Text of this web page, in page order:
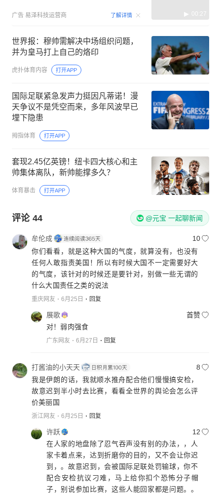
广告 易泽科技运营商 了解详情 00:27
世界报：穆帅需解决中场组织问题，
并为皇马打上自己的烙印
虎扑体育内容 打开APP
国际足联紧急发声力挺因凡蒂诺！漫
天争议不是凭空而来，多年风波早已
埋下隐患
拇指体育 打开APP
套现2.45亿英镑！纽卡四大核心和主
帅集体离队，新帅能撑多久？
体育暴击 打开APP
评论 44 @元宝 一起聊新闻
牟伦成
10
你们看看，就是这种大国的气度，就算没有，也没有
任何人敢指责美国！所以有时候大国不一定需要好大
的气度，该针对的时候还是要针对，别做一些无谓的
什么大国责任之类的说法
重庆网友 6月25日 回复
展歌
首赞
对！弱肉强食
广东网友 6月27日 回复
打酱油的小天天
8
我是伊朗的话，我就顺水推舟配合他们慢慢搞安检，
故意迟到半小时去比赛，看看全世界的舆论会怎么评
价美丽国
浙江网友 6月25日 回复
许跃
12
在人家的地盘除了忍气吞声没有别的办法，，人
家卡着点来，达到折磨你的目的，又不会让你迟
到，。故意迟到，会被国际足联处罚输球，你不
配合安检抗议刁难，马上给你扣个恐怖分子帽
子，别说参加比赛，这些人能回家都是问题。。